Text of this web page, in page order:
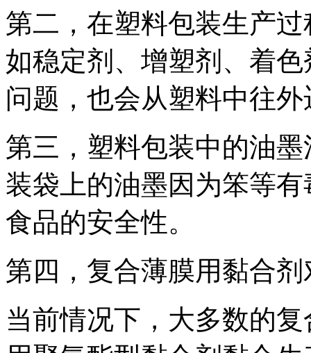
第二，在塑料包装生产
如稳定剂、增塑剂、着
问题，也会从塑料中往外
第三，塑料包装中的油
装袋上的油墨因为笨等
食品的安全性。
第四，复合薄膜用黏合
当前情况下，大多数的